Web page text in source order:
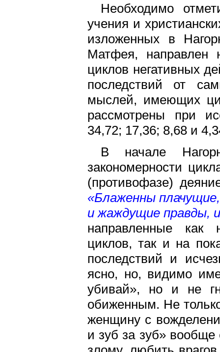
Необходимо
учения и
изложенных в
Матфея, направлен
циклов негативных
последствий от
мыслей, имеющих
рассмотрены при
34,72; 17,36; 8,68 и
В начале
закономерности
(противофазе)
«Блаженны
и жаждущие правды,
направленные как
циклов, так и на
последствий и
ясно, но, видимо
убивай», но и не
обиженным. Не
женщину с
и зуб за зуб» вообще